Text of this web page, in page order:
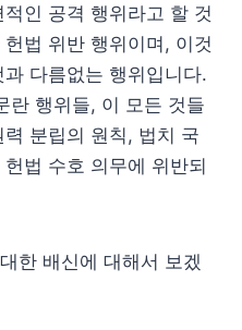
인 공격 행위라고 할 것
법 위반 행위이며, 이것
다름없는 행위입니다.
란 행위들, 이 모든 것들
분립의 원칙, 법치 국
법 수호 의무에 위반되
한 배신에 대해서 보겠